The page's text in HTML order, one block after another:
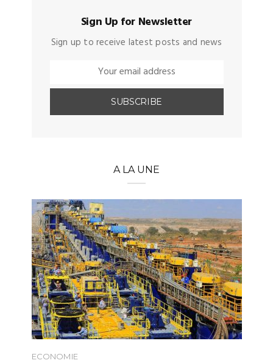
Sign Up for Newsletter
Sign up to receive latest posts and news
A LA UNE
ECONOMIE